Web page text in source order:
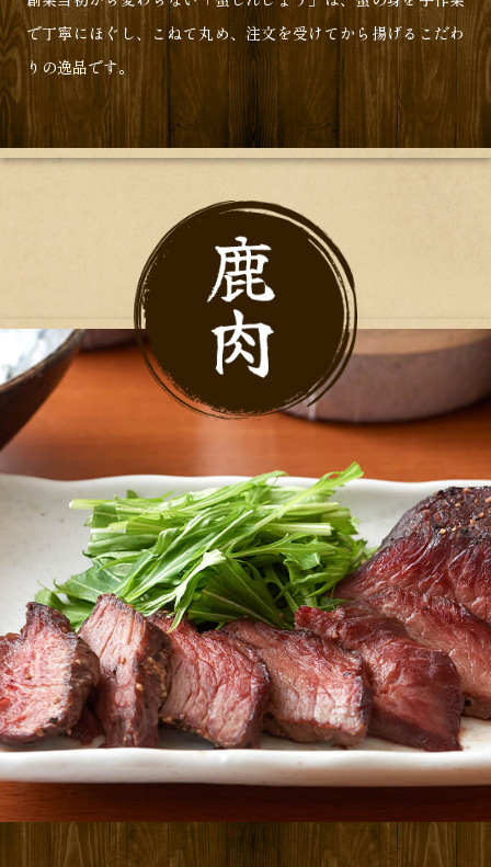
で丁寧にほぐし、こねて丸め、注文を受けてから揚げるこだわ
りの逸品です。